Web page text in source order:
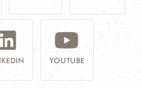
YOUTUBE